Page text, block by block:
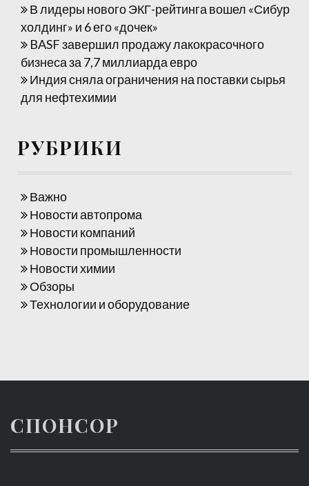
В лидеры нового ЭКГ-рейтинга вошел «Сибур
холдинг» и 6 его «дочек»
BASF завершил продажу лакокрасочного
бизнеса за 7,7 миллиарда евро
Индия сняла ограничения на поставки сырья
для нефтехимии
РУБРИКИ
Важно
Новости автопрома
Новости компаний
Новости промышленности
Новости химии
Обзоры
Технологии и оборудование
СПОНСОР